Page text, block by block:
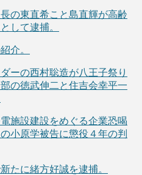
の東直希こと島直輝が高齢
して逮捕。
介。
ーの西村聡造が八王子祭り
の徳武伸二と住吉会幸平一
施設建設をめぐる企業恐喝
小原学被告に懲役４年の判
たに緒方好誠を逮捕。